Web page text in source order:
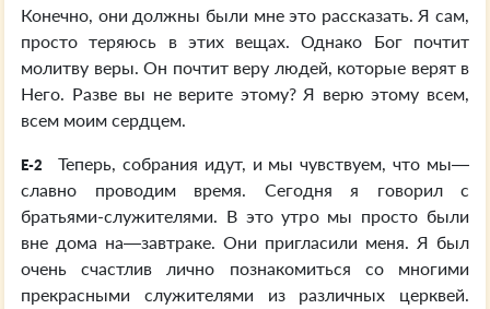
Конечно, они должны были мне это рассказать. Я сам,
просто теряюсь в этих вещах. Однако Бог почтит
молитву веры. Он почтит веру людей, которые верят в
Него. Разве вы не верите этому? Я верю этому всем,
всем моим сердцем.
E-2
Теперь, собрания идут, и мы чувствуем, что мы—
славно проводим время. Сегодня я говорил с
братьями-служителями. В это утро мы просто были
вне дома на—завтраке. Они пригласили меня. Я был
очень счастлив лично познакомиться со многими
прекрасными служителями из различных церквей.